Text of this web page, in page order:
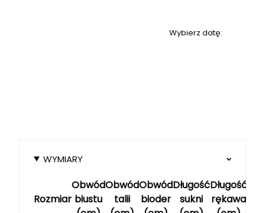
Wybierz datę:
WYMIARY
Rozmiar
Obwód
biustu
Obwód
talii
Obwód
bioder
Długość
sukni
Długość
rękawa